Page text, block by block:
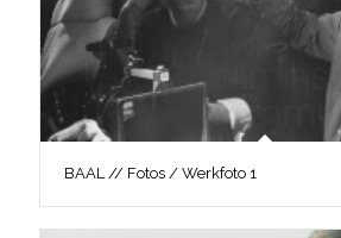
BAAL // Fotos / Werkfoto 1